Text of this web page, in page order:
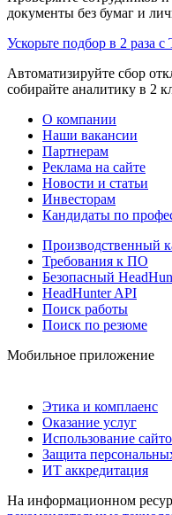
документы без бумаг и
Ускорьте подбор в 2 раза с
Автоматизируйте сбор
собирайте аналитику в 2
О компании
Наши вакансии
Партнерам
Реклама на сайте
Новости и статьи
Инвесторам
Кандидаты по
Производственный
Требования к ПО
Безопасный
HeadHunter API
Поиск работы
Поиск по резюме
Мобильное приложение
Этика и комплаенс
Оказание услуг
Использование
Защита
ИТ аккредитация
На информационном